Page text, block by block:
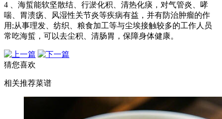
4 、海蜇能软坚散结、行淤化积、清热化痰，对气管炎、哮
喘、胃溃疡、风湿性关节炎等疾病有益，并有防治肿瘤的作
用;从事理发、纺织、粮食加工等与尘埃接触较多的工作人员
常吃海蜇，可以去尘积、清肠胃，保障身体健康。
猜您喜欢
相关推荐菜谱